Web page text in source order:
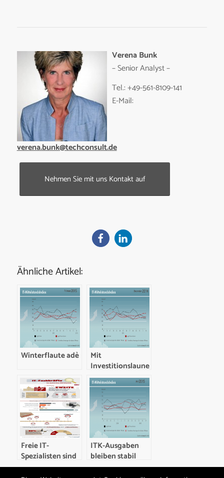
Verena Bunk
– Senior Analyst –
Tel.: +49-561-8109-141
E-Mail:
verena.bunk@techconsult.de
Nehmen Sie mit uns Kontakt auf
Ähnliche Artikel:
Winterflaute adè
Mit
Investitionslaune
ins neue Jahr
Freie IT-
Spezialisten sind
gefragt
ITK-Ausgaben
bleiben stabil